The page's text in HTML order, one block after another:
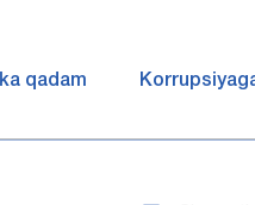
qadam